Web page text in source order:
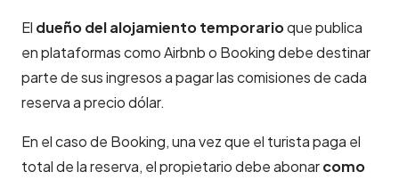
El dueño del alojamiento temporarioque publica
en plataformas como Airbnb o Booking debe destinar
parte de sus ingresos a pagar las comisiones de cada
reserva a precio dólar.
En el caso de Booking, una vez que el turista paga el
total de la reserva, el propietario debe abonarcomo